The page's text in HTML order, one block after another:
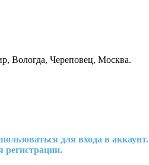
Вологда, Череповец, Москва.
для входа в аккаунт.
регистрации.